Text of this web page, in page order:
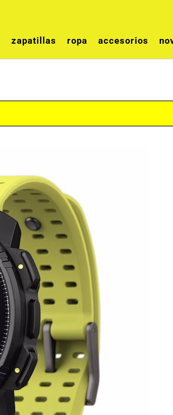
zapatillas ropa accesorios